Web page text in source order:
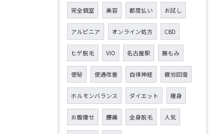
完全個室 美容 都度払い お試し
アルピニア オンライン処方 CBD
ヒゲ脱毛 VIO 名古屋駅 腸もみ
便秘 便通改善 自律神経 疲労回復
ホルモンバランス ダイエット 痩身
お腹痩せ 腰痛 全身脱毛 人気